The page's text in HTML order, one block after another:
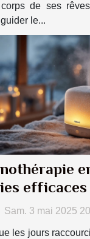
de ses
le...
le trouble
Sam. 3 mai 2025
les jours